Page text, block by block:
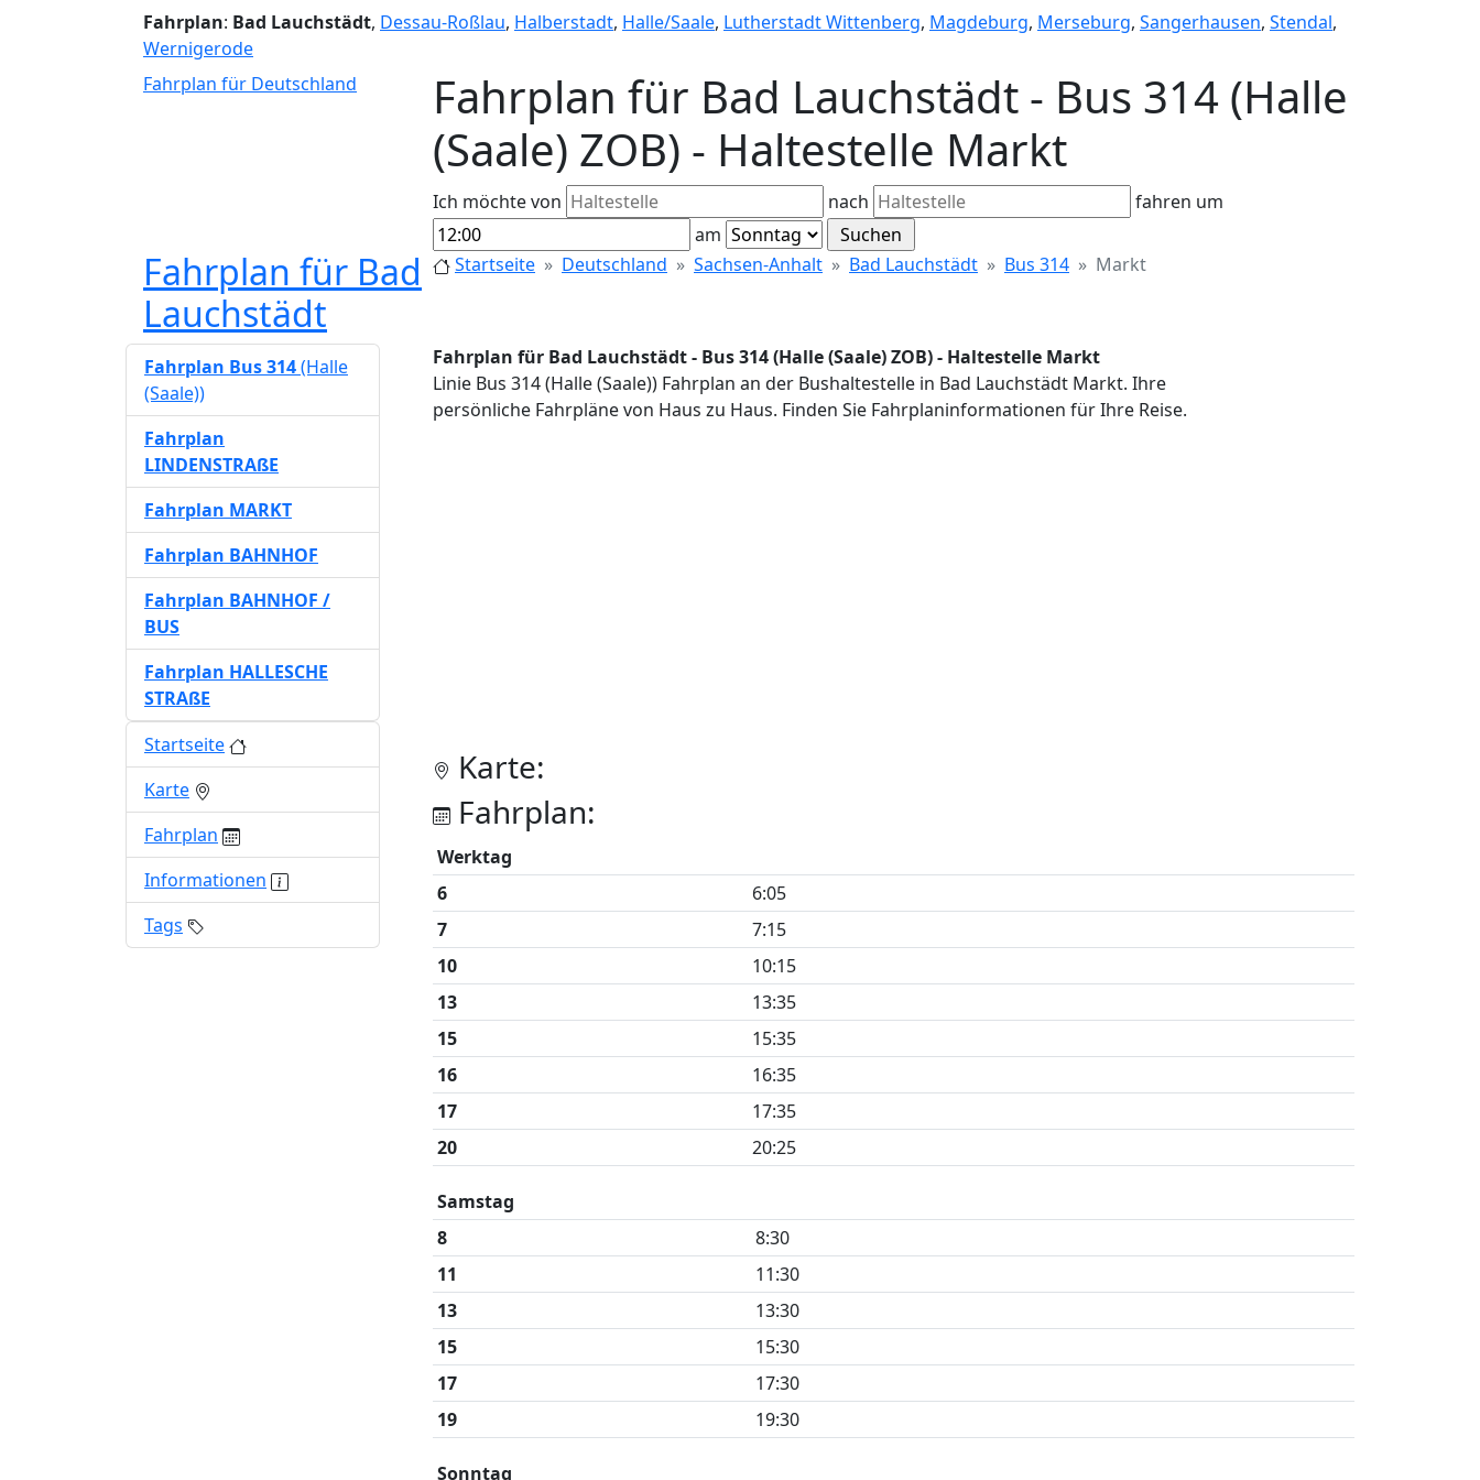
Fahrplan: Bad Lauchstädt, Dessau-Roßlau, Halberstadt, Halle/Saale, Lutherstadt Wittenberg, Magdeburg, Merseburg, Sangerhausen, Stendal,
Wernigerode
Fahrplan für Deutschland
Fahrplan für Bad Lauchstädt - Bus 314 (Halle
(Saale) ZOB) - Haltestelle Markt
Ich möchte von nach
fahren um
am
Fahrplan für Bad
Lauchstädt
Startseite Deutschland Sachsen-Anhalt Bad Lauchstädt Bus 314 Markt
Fahrplan für Bad Lauchstädt - Bus 314 (Halle (Saale) ZOB) - Haltestelle Markt
Linie Bus 314 (Halle (Saale)) Fahrplan an der Bushaltestelle in Bad Lauchstädt Markt. Ihre
persönliche Fahrpläne von Haus zu Haus. Finden Sie Fahrplaninformationen für Ihre Reise.
Karte:
Fahrplan:
Werktag
6
6:05
7
7:15
10
10:15
13
13:35
15
15:35
16
16:35
17
17:35
20
20:25
Samstag
8
8:30
11
11:30
13
13:30
15
15:30
17
17:30
19
19:30
Sonntag
Fahrplan Bus 314(Halle
(Saale))
Fahrplan
LINDENSTRAßE
Fahrplan MARKT
Fahrplan BAHNHOF
Fahrplan BAHNHOF /
BUS
Fahrplan HALLESCHE
STRAßE
Startseite
Karte
Fahrplan
Informationen
Tags